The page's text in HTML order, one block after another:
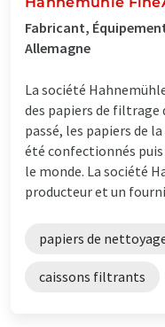
Fabricant,
Allemagne
La société
des papiers de filtrage
passé, les papiers de
été confectionnés puis
le monde. La société
producteur et un
papiers de
caissons filtrants